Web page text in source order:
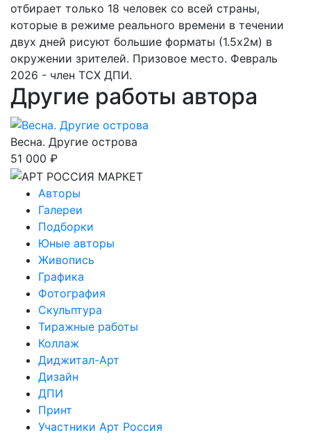
отбирает только 18 человек со всей страны,
которые в режиме реального времени в течении
двух дней рисуют большие форматы (1.5х2м) в
окружении зрителей. Призовое место. Февраль
2026 - член ТСХ ДПИ.
Другие работы автора
Весна. Другие острова
51 000 ₽
Авторы
Галереи
Подборки
Юные авторы
Живопись
Графика
Фотография
Скульптура
Тиражные работы
Коллаж
Диджитал-Арт
Дизайн
ДПИ
Принт
Участники Арт Россия